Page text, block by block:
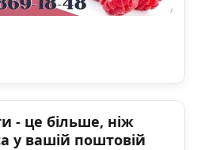
- це більше, ніж
у вашій поштовій